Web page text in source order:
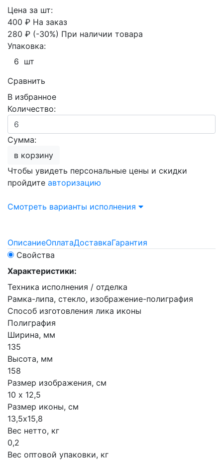
Цена за шт:
400 ₽ На заказ
280 ₽ (-30%) При наличии товара
Упаковка:
6 шт
Сравнить
В избранное
Количество:
Сумма:
в корзину
Чтобы увидеть персональные цены и скидки
пройдите авторизацию
Смотреть варианты исполнения
ОписаниеОплатаДоставкаГарантия
Свойства
Характеристики:
Техника исполнения / отделка
Рамка-липа, стекло, изображение-полиграфия
Способ изготовления лика иконы
Полиграфия
Ширина, мм
135
Высота, мм
158
Размер изображения, см
10 х 12,5
Размер иконы, см
13,5х15,8
Вес нетто, кг
0,2
Вес оптовой упаковки, кг